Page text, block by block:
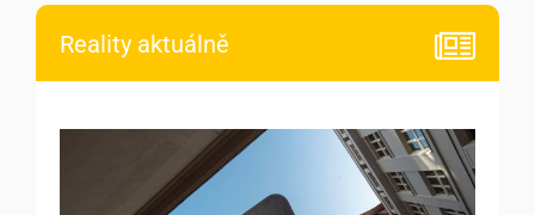
Reality aktuálně